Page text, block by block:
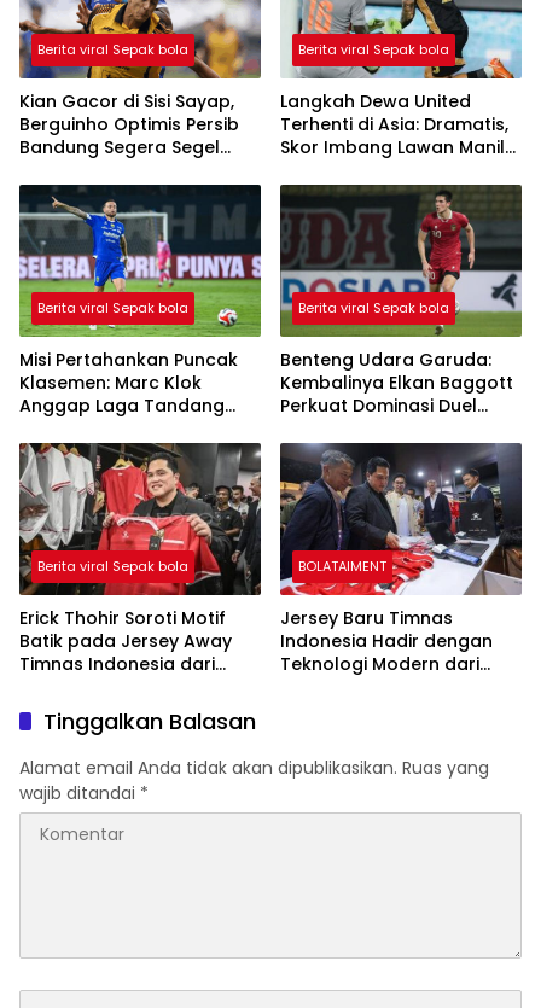
Berita viral Sepak bola
Kian Gacor di Sisi Sayap,
Berguinho Optimis Persib
Bandung Segera Segel
League
Berita viral Sepak bola
Langkah Dewa United
Terhenti di Asia: Dramatis,
Skor Imbang Lawan Manila
Amankan Tiket Semifinal
Berita viral Sepak bola
Misi Pertahankan Puncak
Klasemen: Marc Klok
Anggap Laga Tandang
Final!
Berita viral Sepak bola
Benteng Udara Garuda:
Kembalinya Elkan Baggott
Perkuat Dominasi Duel
Berita viral Sepak bola
Erick Thohir Soroti Motif
Batik pada Jersey Away
Timnas Indonesia dari
Diklaim Negara Lain”
BOLATAIMENT
Jersey Baru Timnas
Indonesia Hadir dengan
Teknologi Modern dari
Tinggalkan Balasan
Alamat email Anda tidak akan dipublikasikan. Ruas yang
wajib ditandai *